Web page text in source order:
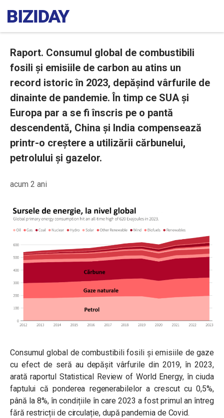
Raport. Consumul global de combustibili
fosili și emisiile de carbon au atins un
record istoric în 2023, depășind vârfurile de
dinainte de pandemie. În timp ce SUA și
Europa par a se fi înscris pe o pantă
descendentă, China și India compensează
printr-o creștere a utilizării cărbunelui,
petrolului și gazelor.
acum 2 ani
Consumul global de combustibili fosili și emisiile de gaze
cu efect de seră au depășit vârfurile din 2019, în 2023,
arată raportul Statistical Review of World Energy, în ciuda
faptului că ponderea regenerabilelor a crescut cu 0,5%,
până la 8%, în condițiile în care 2023 a fost primul an întreg
fără restricții de circulație, după pandemia de Covid.